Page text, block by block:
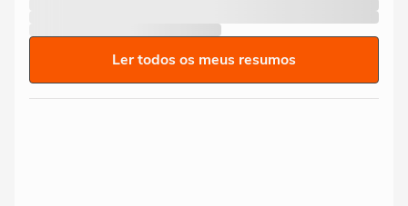
Ler todos os meus resumos